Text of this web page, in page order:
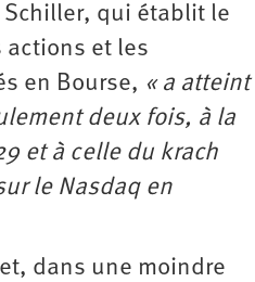
qui établit le
actions et les
en Bourse, « a atteint
deux fois, à la
et à celle du krach
le Nasdaq en
dans une moindre